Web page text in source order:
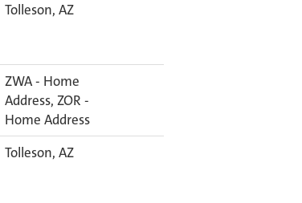
Tolleson, AZ
ZWA - Home
Address, ZOR -
Home Address
Tolleson, AZ